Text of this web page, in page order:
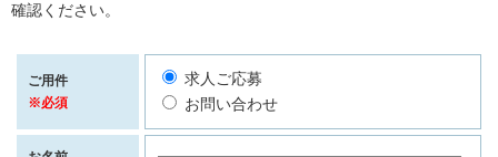
確認ください。
ご用件
※必須
求人ご応募
お問い合わせ